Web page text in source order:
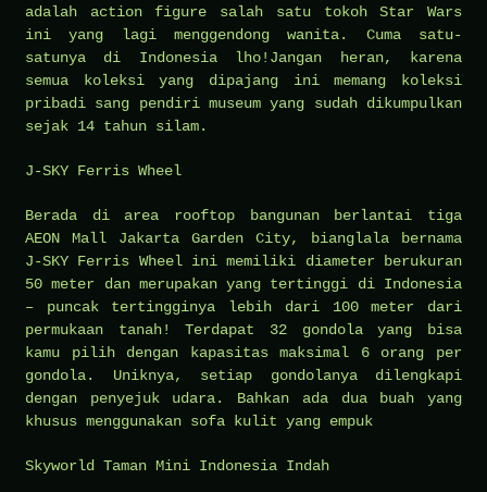
adalah action figure salah satu tokoh Star Wars
ini yang lagi menggendong wanita. Cuma satu-
satunya di Indonesia lho!Jangan heran, karena
semua koleksi yang dipajang ini memang koleksi
pribadi sang pendiri museum yang sudah dikumpulkan
sejak 14 tahun silam.
J-SKY Ferris Wheel
Berada di area rooftop bangunan berlantai tiga
AEON Mall Jakarta Garden City, bianglala bernama
J-SKY Ferris Wheel ini memiliki diameter berukuran
50 meter dan merupakan yang tertinggi di Indonesia
– puncak tertingginya lebih dari 100 meter dari
permukaan tanah! Terdapat 32 gondola yang bisa
kamu pilih dengan kapasitas maksimal 6 orang per
gondola. Uniknya, setiap gondolanya dilengkapi
dengan penyejuk udara. Bahkan ada dua buah yang
khusus menggunakan sofa kulit yang empuk
Skyworld Taman Mini Indonesia Indah